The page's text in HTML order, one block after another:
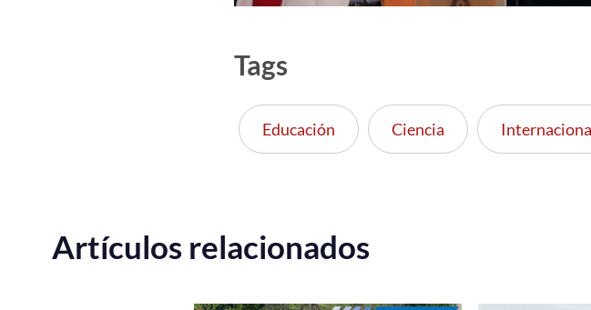
Tags
Educación Ciencia
Artículos relacionados